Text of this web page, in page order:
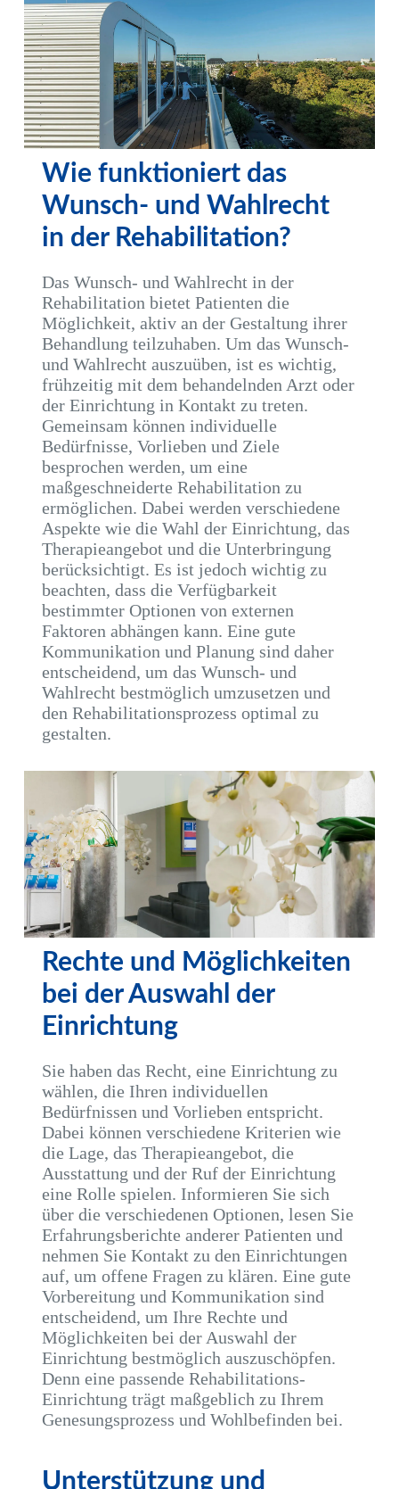
Wie funktioniert das
Wunsch- und Wahlrecht
in der Rehabilitation?
Das Wunsch- und Wahlrecht in der
Rehabilitation bietet Patienten die
Möglichkeit, aktiv an der Gestaltung ihrer
Behandlung teilzuhaben. Um das Wunsch-
und Wahlrecht auszuüben, ist es wichtig,
frühzeitig mit dem behandelnden Arzt oder
der Einrichtung in Kontakt zu treten.
Gemeinsam können individuelle
Bedürfnisse, Vorlieben und Ziele
besprochen werden, um eine
maßgeschneiderte Rehabilitation zu
ermöglichen. Dabei werden verschiedene
Aspekte wie die Wahl der Einrichtung, das
Therapieangebot und die Unterbringung
berücksichtigt. Es ist jedoch wichtig zu
beachten, dass die Verfügbarkeit
bestimmter Optionen von externen
Faktoren abhängen kann. Eine gute
Kommunikation und Planung sind daher
entscheidend, um das Wunsch- und
Wahlrecht bestmöglich umzusetzen und
den Rehabilitationsprozess optimal zu
gestalten.
Rechte und Möglichkeiten
bei der Auswahl der
Einrichtung
Sie haben das Recht, eine Einrichtung zu
wählen, die Ihren individuellen
Bedürfnissen und Vorlieben entspricht.
Dabei können verschiedene Kriterien wie
die Lage, das Therapieangebot, die
Ausstattung und der Ruf der Einrichtung
eine Rolle spielen. Informieren Sie sich
über die verschiedenen Optionen, lesen Sie
Erfahrungsberichte anderer Patienten und
nehmen Sie Kontakt zu den Einrichtungen
auf, um offene Fragen zu klären. Eine gute
Vorbereitung und Kommunikation sind
entscheidend, um Ihre Rechte und
Möglichkeiten bei der Auswahl der
Einrichtung bestmöglich auszuschöpfen.
Denn eine passende Rehabilitations-
Einrichtung trägt maßgeblich zu Ihrem
Genesungsprozess und Wohlbefinden bei.
Unterstützung und